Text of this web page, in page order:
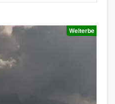
Welterbe